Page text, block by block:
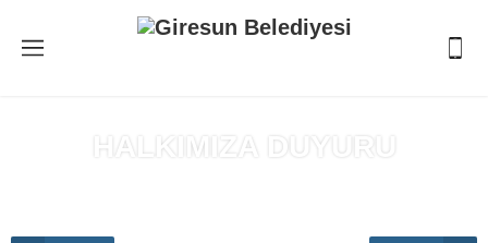
HALKIMIZA DUYURU